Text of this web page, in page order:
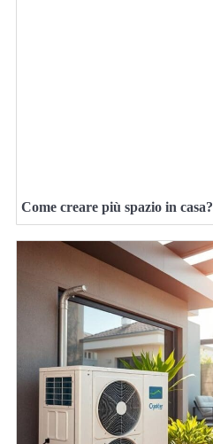
Come creare più spazio in casa?